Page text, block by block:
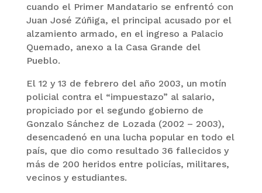
cuando el Primer Mandatario se enfrentó con
Juan José Zúñiga, el principal acusado por el
alzamiento armado, en el ingreso a Palacio
Quemado, anexo a la Casa Grande del
Pueblo.
El 12 y 13 de febrero del año 2003, un motín
policial contra el “impuestazo” al salario,
propiciado por el segundo gobierno de
Gonzalo Sánchez de Lozada (2002 – 2003),
desencadenó en una lucha popular en todo el
país, que dio como resultado 36 fallecidos y
más de 200 heridos entre policías, militares,
vecinos y estudiantes.